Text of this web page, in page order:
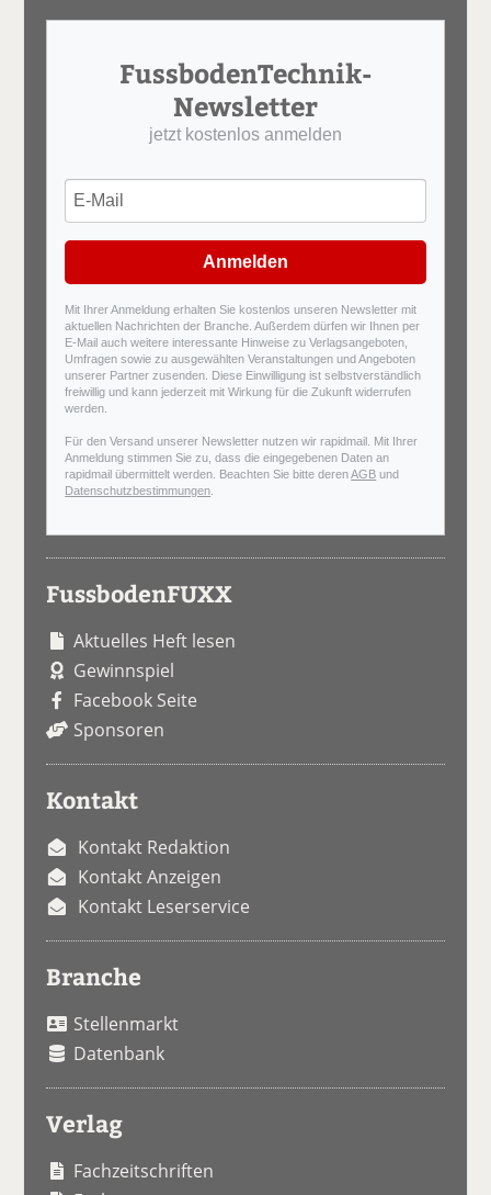
FussbodenTechnik-
Newsletter
jetzt kostenlos anmelden
Anmelden
Mit Ihrer Anmeldung erhalten Sie kostenlos unseren Newsletter mit
aktuellen Nachrichten der Branche. Außerdem dürfen wir Ihnen per
E-Mail auch weitere interessante Hinweise zu Verlagsangeboten,
Umfragen sowie zu ausgewählten Veranstaltungen und Angeboten
unserer Partner zusenden. Diese Einwilligung ist selbstverständlich
freiwillig und kann jederzeit mit Wirkung für die Zukunft widerrufen
werden.
Für den Versand unserer Newsletter nutzen wir rapidmail. Mit Ihrer
Anmeldung stimmen Sie zu, dass die eingegebenen Daten an
rapidmail übermittelt werden. Beachten Sie bitte derenAGB und
Datenschutzbestimmungen
FussbodenFUXX
Aktuelles Heft lesen
Gewinnspiel
Facebook Seite
Sponsoren
Kontakt
Kontakt Redaktion
Kontakt Anzeigen
Kontakt Leserservice
Branche
Stellenmarkt
Datenbank
Verlag
Fachzeitschriften